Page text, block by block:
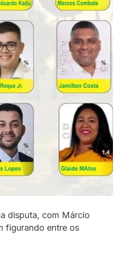
disputa, com Márcio
figurando entre os